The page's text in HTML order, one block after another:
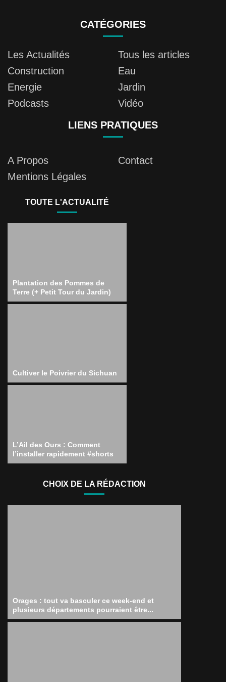
CATÉGORIES
Les Actualités
Tous les articles
Construction
Eau
Energie
Jardin
Podcasts
Vidéo
LIENS PRATIQUES
A Propos
Contact
Mentions Légales
TOUTE L'ACTUALITÉ
Plantation des Pommes de
Terre (+ Petit Tour du Jardin)
Cultiver le Poivrier du Sichuan
L’Ail des Ours : Comment
l’installer rapidement #shorts
CHOIX DE LA RÉDACTION
Orages : tout va basculer ce week-end et
plusieurs départements pourraient être...